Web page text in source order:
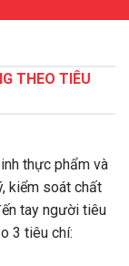
THEO TIÊU
thực phẩm và
kiểm soát chất
tay người tiêu
3 tiêu chí: